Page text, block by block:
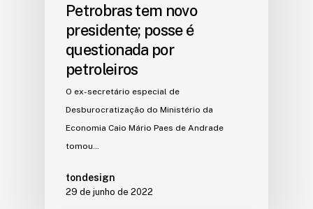
Petrobras tem novo
presidente; posse é
questionada por
petroleiros
O ex-secretário especial de
Desburocratização do Ministério da
Economia Caio Mário Paes de Andrade
tomou…
tondesign
29 de junho de 2022